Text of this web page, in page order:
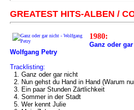
GREATEST HITS-ALBEN /
1980:
Ganz oder
Wolfgang Petry
Tracklisting:
1. Ganz oder gar nicht
2. Nun gehst du Hand in Hand (Warum
3. Ein paar Stunden Zärtlichkeit
4. Sommer in der Stadt
5. Wer kennt Julie